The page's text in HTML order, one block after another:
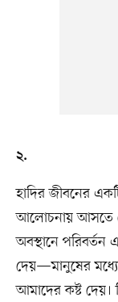
২.
হাদির জীবনের
আলোচনায় আসতে
অবস্থানে
দেয়—মানুষের মধ্যে
আমাদের কষ্ট দেয়।